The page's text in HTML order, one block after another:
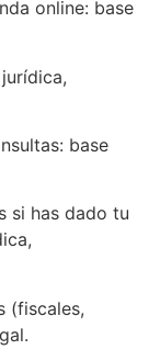
online: base
base
si has dado tu
(fiscales,